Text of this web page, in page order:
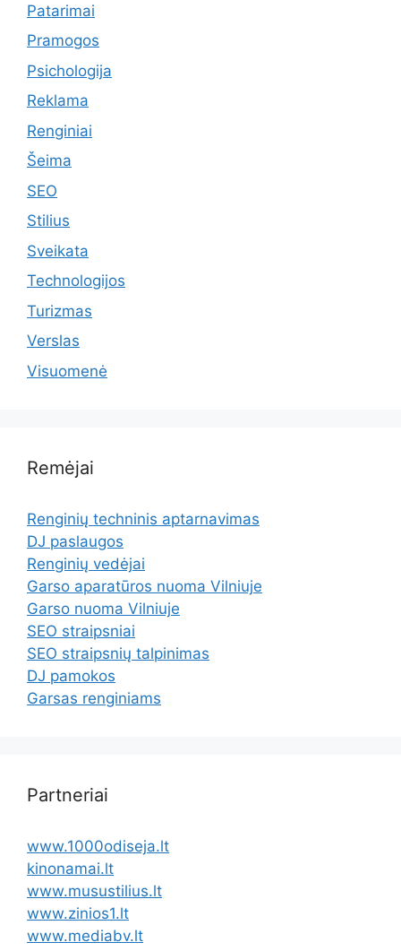
Patarimai
Pramogos
Psichologija
Reklama
Renginiai
Šeima
SEO
Stilius
Sveikata
Technologijos
Turizmas
Verslas
Visuomenė
Remėjai
Renginių techninis aptarnavimas
DJ paslaugos
Renginių vedėjai
Garso aparatūros nuoma Vilniuje
Garso nuoma Vilniuje
SEO straipsniai
SEO straipsnių talpinimas
DJ pamokos
Garsas renginiams
Partneriai
www.1000odiseja.lt
kinonamai.lt
www.musustilius.lt
www.zinios1.lt
www.mediabv.lt